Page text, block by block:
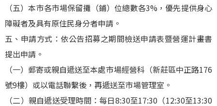
（五）本市各市場保留攤（鋪）位總數各3%，優先提供身心
障礙者及具有原住民身分者申請。
五、申請方式：依公告招募之期間檢送申請表暨營運計畫書
提出申請。
（一）郵寄或親自遞送至本處市場經營科（新莊區中正路176
號9樓）或以電話聯繫後，再遞送至市場管理室。
（二）親自遞送受理時間：每日8:30至17:30（12:30至13:30